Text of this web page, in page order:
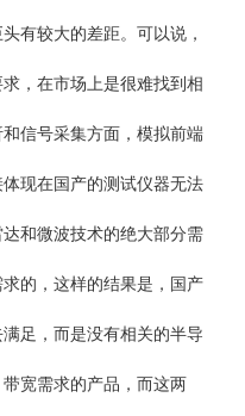
有较大的差距。可以说，
，在市场上是很难找到相
信号采集方面，模拟前端
现在国产的测试仪器无法
和微波技术的绝大部分需
的，这样的结果是，国产
足，而是没有相关的半导
宽需求的产品，而这两